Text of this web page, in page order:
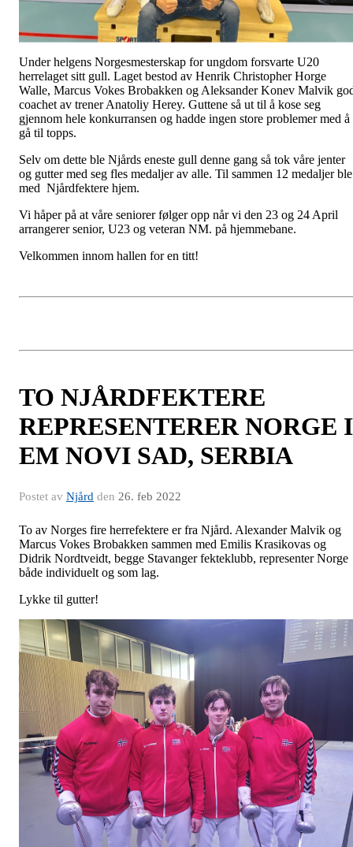
Under helgens Norgesmesterskap for ungdom forsvarte U20
herrelaget sitt gull. Laget bestod av Henrik Christopher Horge
Walle, Marcus Vokes Brobakken og Aleksander Konev Malvik
coachet av trener Anatoliy Herey. Guttene så ut til å kose seg
gjennom hele konkurransen og hadde ingen store problemer med å
gå til topps.
Selv om dette ble Njårds eneste gull denne gang så tok våre jenter
og gutter med seg fles medaljer av alle. Til sammen 12 medaljer ble
med Njårdfektere hjem.
Vi håper på at våre seniorer følger opp når vi den 23 og 24 April
arrangerer senior, U23 og veteran NM. på hjemmebane.
Velkommen innom hallen for en titt!
TO NJÅRDFEKTERE
REPRESENTERER NORGE I
EM NOVI SAD, SERBIA
Postet av Njård den 26. feb 2022
To av Norges fire herrefektere er fra Njård. Alexander Malvik og
Marcus Vokes Brobakken sammen med Emilis Krasikovas og
Didrik Nordtveidt, begge Stavanger fekteklubb, representer Norge
både individuelt og som lag.
Lykke til gutter!